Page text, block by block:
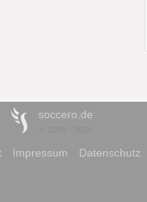
soccero.de
Impressum Datenschutz